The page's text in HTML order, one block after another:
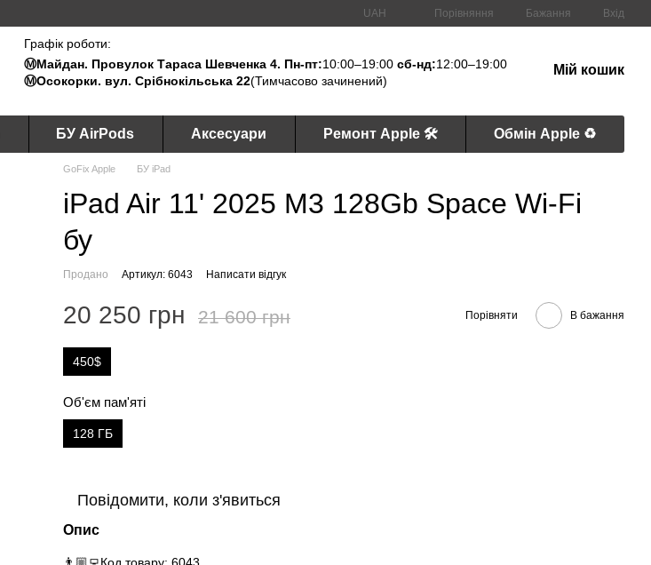
UAH Порівняння Бажання Вхід
Графік роботи:
Ⓜ️Майдан. Провулок Тараса Шевченка 4. Пн-пт:10:00–19:00сб-нд:12:00–19:00
Ⓜ️Осокорки. вул. Срібнокільська 22(Тимчасово зачинений)
Мій кошик
БУ AirPods Аксесуари Ремонт Apple 🛠 Обмін Apple ♻️
GoFix Apple БУ iPad
iPad Air 11' 2025 M3 128Gb Space Wi-Fi
бу
Продано Артикул: 6043 Написати відгук
20 250 грн 21 600 грн Порівняти В бажання
450$
Об'єм пам'яті
128 ГБ
Повідомити, коли з'явиться
Опис